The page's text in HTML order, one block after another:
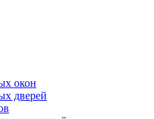
окон
дверей